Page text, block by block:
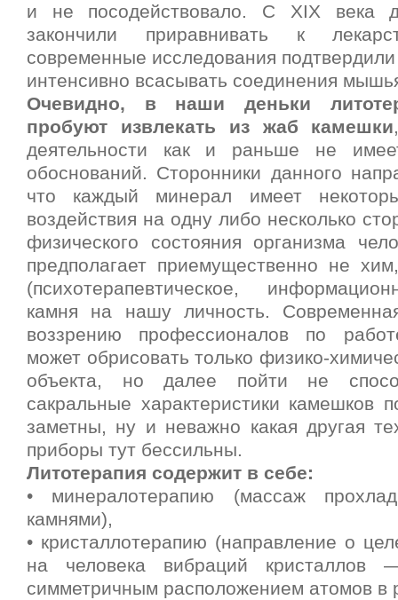
и не посодействовало. С XIX века
закончили приравнивать к
современные исследования
интенсивно всасывать соединения
Очевидно, в наши деньки
пробуют извлекать из жаб камешки
деятельности как и раньше не
обоснований. Сторонники данного
что каждый минерал имеет
воздействия на одну либо несколько
физического состояния организма
предполагает приемущественно не
(психотерапевтическое,
камня на нашу личность.
воззрению профессионалов по
может обрисовать только физико-
объекта, но далее пойти не
сакральные характеристики камешков
заметны, ну и неважно какая другая
приборы тут бессильны.
Литотерапия содержит в себе:
• минералотерапию (массаж
камнями),
• кристаллотерапию (направление о
на человека вибраций
симметричным расположением атомов в